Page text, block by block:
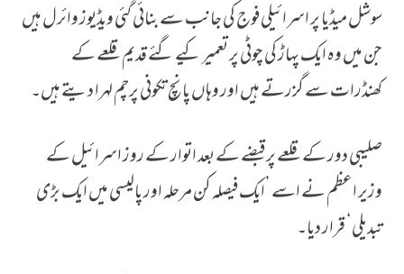
سوشل میڈیا پر اسرائیلی فوج کی جانب سے بنائی گئی ویڈیوز وائرل ہیں‌
جن میں‌ وہ ایک پہاڑ کی چوٹی پر تعمیر کیے گئے قدیم قلعے کے
کھنڈرات سے گزرتے ہیں اور وہاں پانچ تکونی پرچم لہرا دیتے ہیں۔
صلیبی دور کے قلعے پر قبضے کے بعد اتوار کے روز اسرائیل کے
وزیر اعظم نے اسے ’ایک فیصلہ کن مرحلہ اور پالیسی میں ایک بڑی
تبدیلی‘ قرار دیا۔